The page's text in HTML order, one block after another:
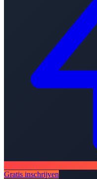
Gratis inschrijven